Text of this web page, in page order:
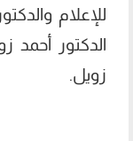
للإعلام
الدكتور أحمد
زويل.